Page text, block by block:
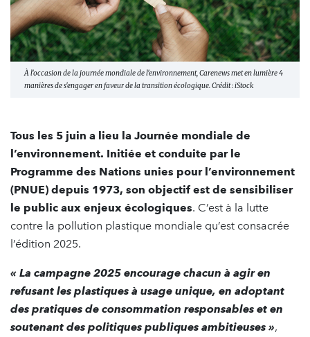
À l'occasion de la journée mondiale de l'environnement, Carenews met en lumière 4
manières de s'engager en faveur de la transition écologique. Crédit : iStock
Tous les 5 juin a lieu la Journée mondiale de
l’environnement. Initiée et conduite par le
Programme des Nations unies pour l’environnement
(PNUE) depuis 1973, son objectif est de sensibiliser
le public aux enjeux écologiques. C’est à la lutte
contre la pollution plastique mondiale qu’est consacrée
l’édition 2025.
« La campagne 2025 encourage chacun à agir en
refusant les plastiques à usage unique, en adoptant
des pratiques de consommation responsables et en
soutenant des politiques publiques ambitieuses »,